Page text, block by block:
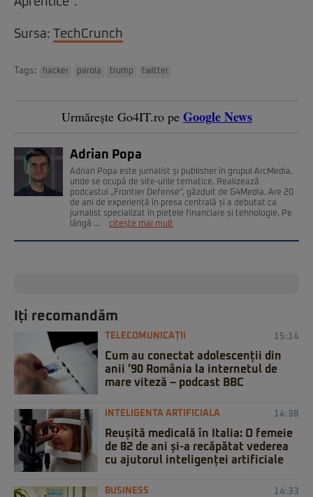
Sursa: TechCrunch
Tags: hacker parola trump twitter
Urmărește Go4IT.ro pe Google News
Adrian Popa
Adrian Popa este jurnalist și publisher în grupul ArcMedia,
unde se ocupă de site-urile tematice. Realizează
podcastul „Frontier Defense”, găzduit de G4Media. Are 20
de ani de experiență în presa centrală și a debutat ca
jurnalist specializat în piețele financiare și tehnologie. Pe
lângă ...
citește mai mult
Iți recomandăm
TELECOMUNICAȚII 15:14
Cum au conectat adolescenții din
anii ’90 România la internetul de
mare viteză – podcast BBC
INTELIGENTA ARTIFICIALA 14:38
Reușită medicală în Italia: O femeie
de 82 de ani și-a recăpătat vederea
cu ajutorul inteligenței artificiale
BUSINESS 14:33